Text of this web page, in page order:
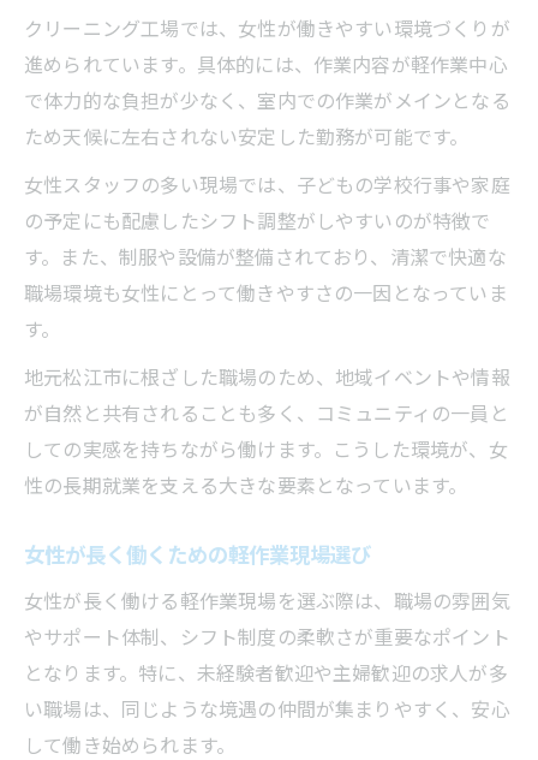
クリーニング工場では、女性が働きやすい環境づくりが
進められています。具体的には、作業内容が軽作業中心
で体力的な負担が少なく、室内での作業がメインとなる
ため天候に左右されない安定した勤務が可能です。
女性スタッフの多い現場では、子どもの学校行事や家庭
の予定にも配慮したシフト調整がしやすいのが特徴で
す。また、制服や設備が整備されており、清潔で快適な
職場環境も女性にとって働きやすさの一因となっていま
す。
地元松江市に根ざした職場のため、地域イベントや情報
が自然と共有されることも多く、コミュニティの一員と
しての実感を持ちながら働けます。こうした環境が、女
性の長期就業を支える大きな要素となっています。
女性が長く働くための軽作業現場選び
女性が長く働ける軽作業現場を選ぶ際は、職場の雰囲気
やサポート体制、シフト制度の柔軟さが重要なポイント
となります。特に、未経験者歓迎や主婦歓迎の求人が多
い職場は、同じような境遇の仲間が集まりやすく、安心
して働き始められます。